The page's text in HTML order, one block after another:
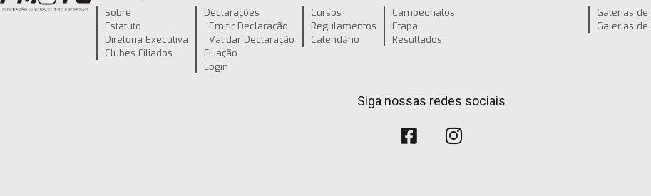
Sobre
Estatuto
Diretoria Executiva
Clubes Filiados
Declarações
Emitir Declaração
Validar Declaração
Filiação
Login
Cursos
Regulamentos
Calendário
Campeonatos
Etapa
Resultados
Galerias de
Galerias de
Siga nossas redes sociais